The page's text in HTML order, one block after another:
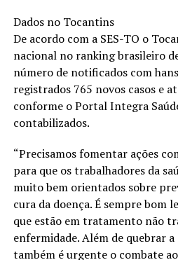
Dados no Tocantins
De acordo com a SES-TO o
nacional no ranking brasileiro
número de notificados com
registrados 765 novos casos e
conforme o Portal Integra
contabilizados.
“Precisamos fomentar ações
para que os trabalhadores da
muito bem orientados sobre
cura da doença. É sempre bom
que estão em tratamento não
enfermidade. Além de quebrar
também é urgente o combate